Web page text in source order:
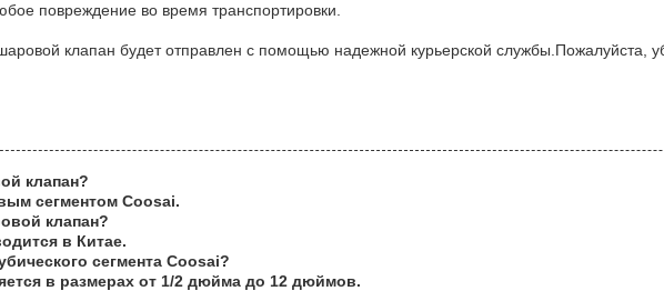
повреждение во время транспортировки.
клапан будет отправлен с помощью надежной курьерской службы.Пожалуйста,
клапан?
сегментом Coosai.
клапан?
в Китае.
сегмента Coosai?
в размерах от 1/2 дюйма до 12 дюймов.